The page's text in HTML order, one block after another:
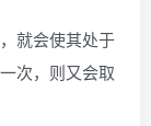
就会使其处于
次，则又会取